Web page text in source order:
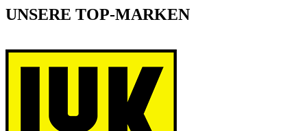
UNSERE TOP-MARKEN